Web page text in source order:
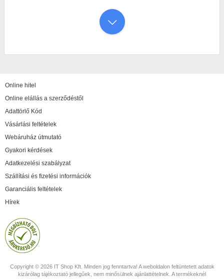
Online hitel
Online elállás a szerződéstől
Adattörlő Kód
Vásárlási feltételek
Webáruház útmutató
Gyakori kérdések
Adatkezelési szabályzat
Szállítási és fizetési információk
Garanciális feltételek
Hírek
Copyright © 2026 IT Shop Kft. Minden jog fenntartva! A weboldalon feltüntetett adatok
kizárólag tájékoztató jellegűek, nem minősülnek ajánlattételnek. A termékeknél